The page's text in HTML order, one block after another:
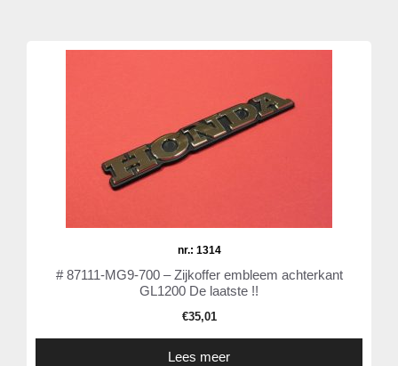
nr.: 1314
# 87111-MG9-700 – Zijkoffer embleem achterkant
GL1200 De laatste !!
€35,01
Lees meer